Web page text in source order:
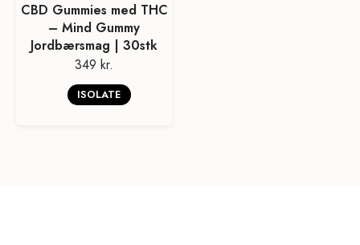
CBD Gummies med THC
– Mind Gummy
Jordbærsmag | 30stk
349 kr.
ISOLATE